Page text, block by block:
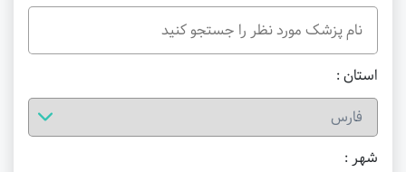
استان :
شهر :